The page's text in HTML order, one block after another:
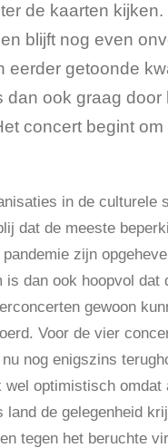
de kaarten kijken.
blijft nog even
eerder getoonde
dan ook graag door
concert begint om
in de culturele
dat de meeste
zijn
is dan ook hoopvol dat
gewoon
Voor de vier
nog enigszins
wel optimistisch omdat
land de gelegenheid
tegen het beruchte